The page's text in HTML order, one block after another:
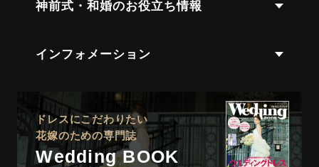
神前式・和婚のお役立ち情報
インフォメーション
ドレスにこだわりたい
花嫁のための専門誌
Wedding BOOK